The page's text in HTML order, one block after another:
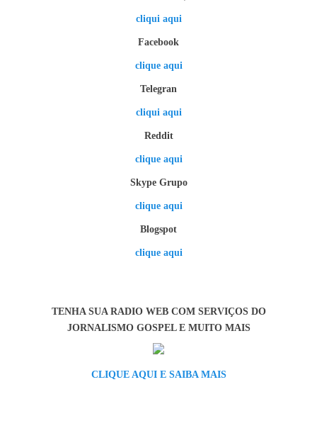
cliqui aqui
Facebook
clique aqui
Telegran
cliqui aqui
Reddit
clique aqui
Skype Grupo
clique aqui
Blogspot
clique aqui
TENHA SUA RADIO WEB COM SERVIÇOS DO
JORNALISMO GOSPEL E MUITO MAIS
CLIQUE AQUI E SAIBA MAIS